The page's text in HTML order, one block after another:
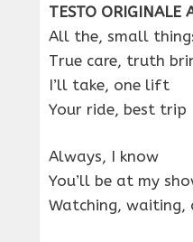
TESTO ORIGINALE
All the, small
True care, truth
I’ll take, one lift
Your ride, best trip
Always, I know
You’ll be at my
Watching, waiting,